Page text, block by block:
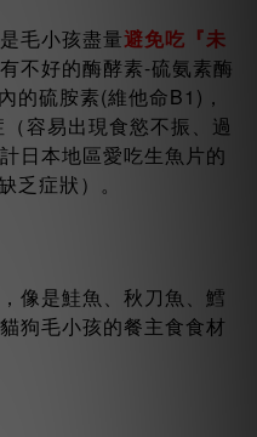
毛小孩盡量避免吃『未
不好的酶酵素-硫氨素酶
的硫胺素(維他命B1)，
容易出現食慾不振、過
日本地區愛吃生魚片的
乏症狀）。
像是鮭魚、秋刀魚、鱈
狗毛小孩的餐主食食材